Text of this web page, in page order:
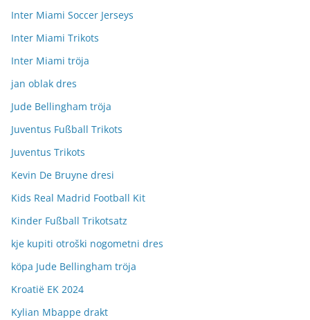
Inter Miami Soccer Jerseys
Inter Miami Trikots
Inter Miami tröja
jan oblak dres
Jude Bellingham tröja
Juventus Fußball Trikots
Juventus Trikots
Kevin De Bruyne dresi
Kids Real Madrid Football Kit
Kinder Fußball Trikotsatz
kje kupiti otroški nogometni dres
köpa Jude Bellingham tröja
Kroatië EK 2024
Kylian Mbappe drakt